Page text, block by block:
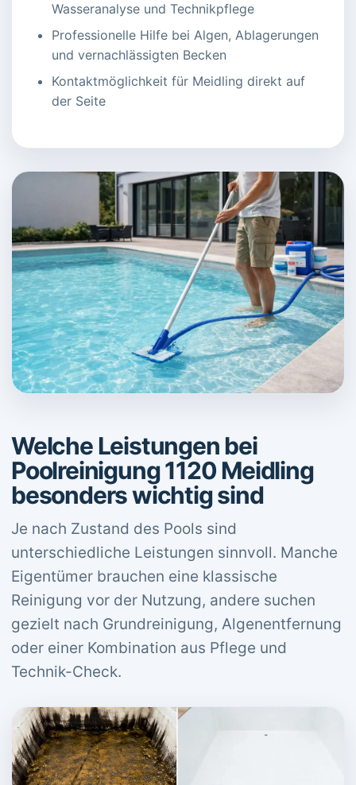
Wasseranalyse und Technikpflege
Professionelle Hilfe bei Algen, Ablagerungen
und vernachlässigten Becken
Kontaktmöglichkeit für Meidling direkt auf
der Seite
Welche Leistungen bei
Poolreinigung 1120 Meidling
besonders wichtig sind
Je nach Zustand des Pools sind
unterschiedliche Leistungen sinnvoll. Manche
Eigentümer brauchen eine klassische
Reinigung vor der Nutzung, andere suchen
gezielt nach Grundreinigung, Algenentfernung
oder einer Kombination aus Pflege und
Technik-Check.